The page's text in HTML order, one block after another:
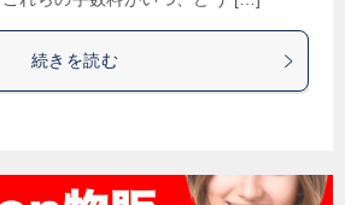
続きを読む